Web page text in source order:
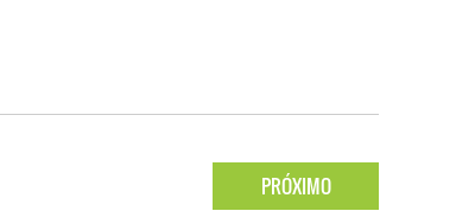
PRÓXIMO